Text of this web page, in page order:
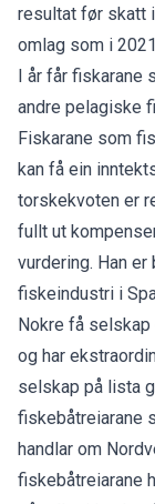
resultat før skatt
omlag som i
I år får fiskarane
andre pelagiske
Fiskarane som
kan få ein
torskekvoten er
fullt ut
vurdering. Han
fiskeindustri i
Nokre få selskap
og har
selskap på lista
fiskebåtreiarane
handlar om
fiskebåtreiarane